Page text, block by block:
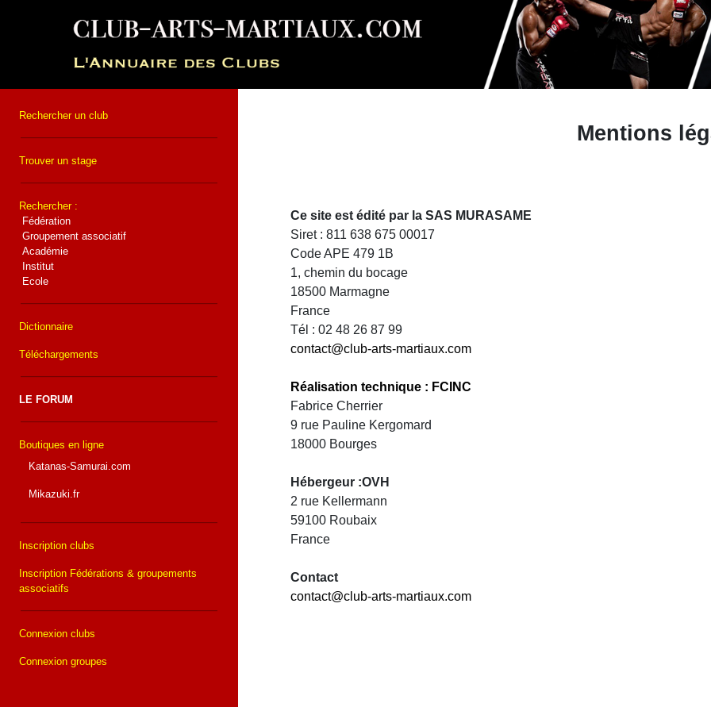
Rechercher un club
Trouver un stage
Rechercher :
Fédération
Groupement associatif
Académie
Institut
Ecole
Dictionnaire
Téléchargements
LE FORUM
Boutiques en ligne
Katanas-Samurai.com
Mikazuki.fr
Inscription clubs
Inscription Fédérations & groupements
associatifs
Connexion clubs
Connexion groupes
Mentions
Ce site est édité par la SAS MURASAME
Siret : 811 638 675 00017
Code APE 479 1B
1, chemin du bocage
18500 Marmagne
France
Tél : 02 48 26 87 99
contact@club-arts-martiaux.com
Réalisation technique : FCINC
Fabrice Cherrier
9 rue Pauline Kergomard
18000 Bourges
Hébergeur :OVH
2 rue Kellermann
59100 Roubaix
France
Contact
contact@club-arts-martiaux.com